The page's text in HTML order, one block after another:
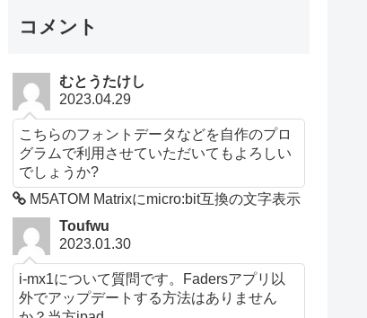
コメント
むとうたけし
2023.04.29
こちらのフォントデータなどを自作のプロ
グラムで利用させていただいてもよろしい
でしょうか?
M5ATOM Matrixにmicro:bit互換の文字表示
Toufwu
2023.01.30
i-mx1について質問です。Fadersアプリ以
外でアップデートする方法はありません